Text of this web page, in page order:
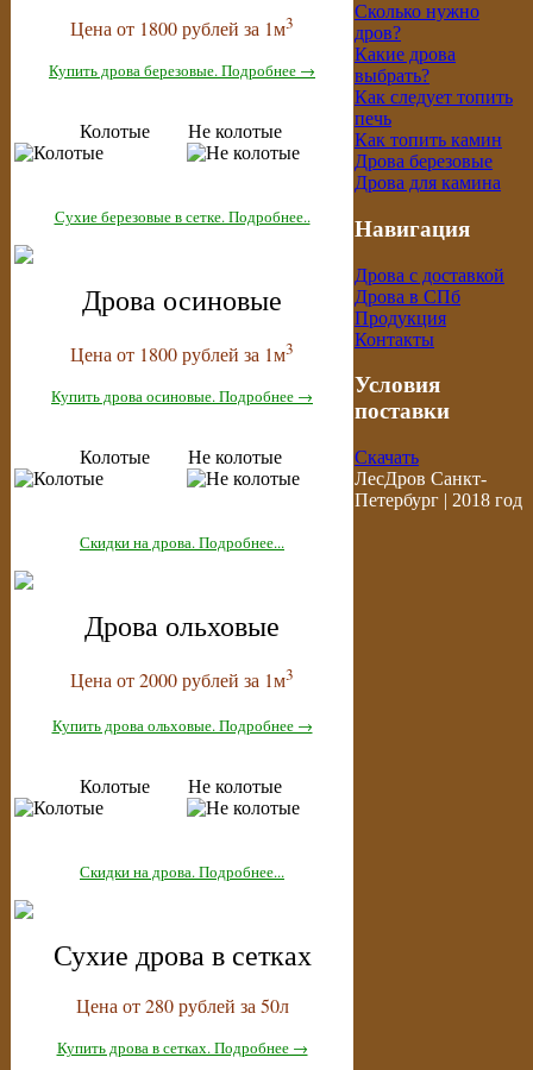
Цена от 1800 рублей за 1м3
Купить дрова березовые. Подробнее →
Колотые Не колотые
Сухие березовые в сетке. Подробнее..
Дрова осиновые
Цена от 1800 рублей за 1м3
Купить дрова осиновые. Подробнее →
Колотые Не колотые
Скидки на дрова. Подробнее...
Дрова ольховые
Цена от 2000 рублей за 1м3
Купить дрова ольховые. Подробнее →
Колотые Не колотые
Скидки на дрова. Подробнее...
Сухие дрова в сетках
Цена от 280 рублей за 50л
Купить дрова в сетках. Подробнее →
Сколько нужно
дров?
Какие дрова
выбрать?
Как следует топить
печь
Как топить камин
Дрова березовые
Дрова для камина
Навигация
Дрова с доставкой
Дрова в СПб
Продукция
Контакты
Условия
поставки
Скачать
ЛесДров Санкт-
Петербург | 2018 год